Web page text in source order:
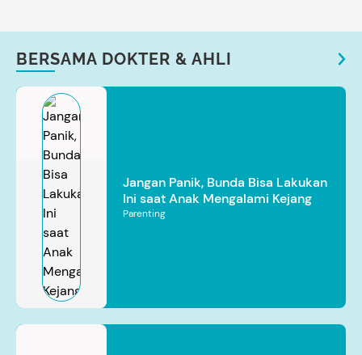
BERSAMA DOKTER & AHLI
Jangan Panik, Bunda Bisa Lakukan
Ini saat Anak Mengalami Kejang
Parenting